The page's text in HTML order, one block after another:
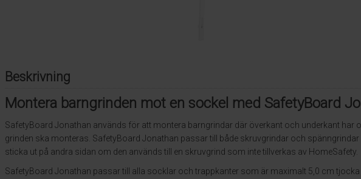
Beskrivning
Montera barngrinden mot en sockel med SafetyBoard
SafetyBoard Jonathan används för att montera barngrindar där överkant och underkant har
grinden ska monteras. SafetyBoard Jonathan passar till både skruvgrindar och
sticka ut på andra sidan om den används till en skruvgrind som inte tillverkas av HomeSafety.
SafetyBoard Jonathan passar till alla socklar och trappkanter som är maximalt 5,0 cm